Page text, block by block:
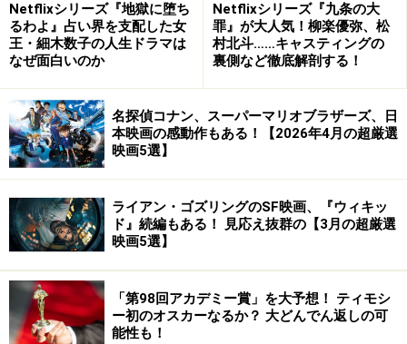
※記事内容は執筆時点のものです。最新の内容をご確認くださ
い。
Netflixシリーズ『地獄に堕ち
るわよ』占い界を支配した女
王・細木数子の人生ドラマは
なぜ面白いのか
Netflixシリーズ『九条の大
罪』が大人気！柳楽優弥、松
村北斗……キャスティングの
裏側など徹底解剖する！
名探偵コナン、スーパーマリオブラザーズ、日
本映画の感動作もある！【2026年4月の超厳選
映画5選】
ライアン・ゴズリングのSF映画、『ウィキッ
ド』続編もある！ 見応え抜群の【3月の超厳選
映画5選】
「第98回アカデミー賞」を大予想！ ティモシ
ー初のオスカーなるか？ 大どんでん返しの可
能性も！